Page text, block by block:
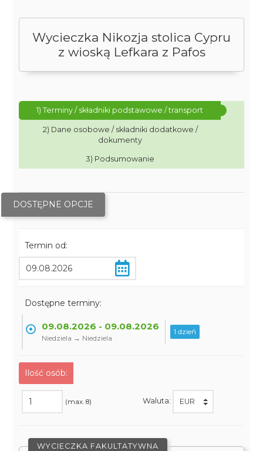
Wycieczka Nikozja stolica Cypru
z wioską Lefkara z Pafos
1) Terminy / składniki podstawowe / transport
2) Dane osobowe / składniki dodatkowe /
dokumenty
3) Podsumowanie
DOSTĘPNE OPCJE
Termin od:
Dostępne terminy:
09.08.2026 - 09.08.2026
Niedziela → Niedziela
1 dzień
Ilość osób:
(max. 8) Waluta:
WYCIECZKA FAKULTATYWNA